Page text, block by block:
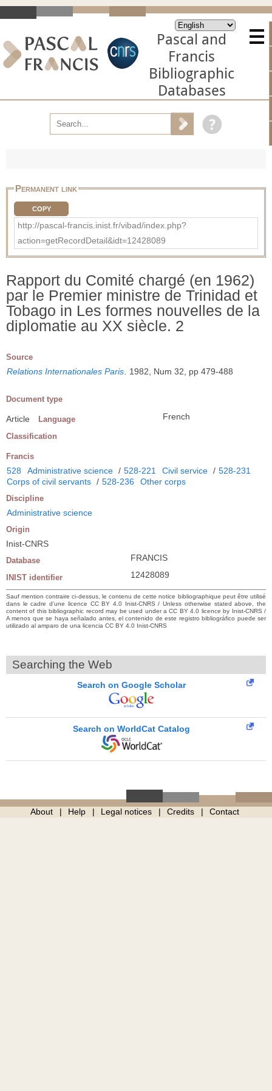
Pascal and
Francis
Bibliographic
Databases
Permanent link
COPY
http://pascal-francis.inist.fr/vibad/index.php?
action=getRecordDetail&idt=12428089
Rapport du Comité chargé (en 1962)
par le Premier ministre de Trinidad et
Tobago in Les formes nouvelles de la
diplomatie au XX siècle. 2
Source
Relations Internationales Paris 1982, Num 32, pp 479-488
Document type
Article Language French
Classification
Francis
528 Administrative science / 528-221 Civil service / 528-231
Corps of civil servants / 528-236 Other corps
Discipline
Administrative science
Origin
Inist-CNRS
Database FRANCIS
INIST identifier 12428089
Sauf mention contraire ci-dessus, le contenu de cette notice bibliographique peut être utilisé
dans le cadre d’une licence CC BY 4.0 Inist-CNRS / Unless otherwise stated above, the
content of this bibliographic record may be used under a CC BY 4.0 licence by Inist-CNRS /
A menos que se haya señalado antes, el contenido de este registro bibliográfico puede ser
utilizado al amparo de una licencia CC BY 4.0 Inist-CNRS
Searching the Web
Search on Google Scholar
Search on WorldCat Catalog
About Help Legal notices Credits Contact